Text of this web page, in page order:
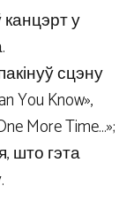
у
сцэну
You Know»,
More Time…»;
што гэта